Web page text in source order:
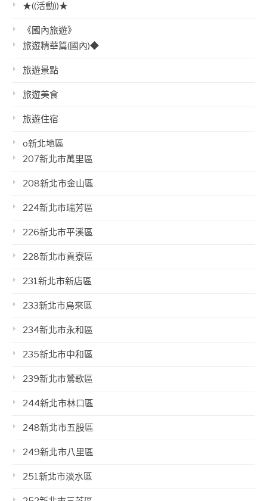
★((活動))★
《國內旅遊》
旅遊精華篇(國內)◆
旅遊景點
旅遊美食
旅遊住宿
o新北地區
207新北市萬里區
208新北市金山區
224新北市瑞芳區
226新北市平溪區
228新北市貢寮區
231新北市新店區
233新北市烏來區
234新北市永和區
235新北市中和區
239新北市鶯歌區
244新北市林口區
248新北市五股區
249新北市八里區
251新北市淡水區